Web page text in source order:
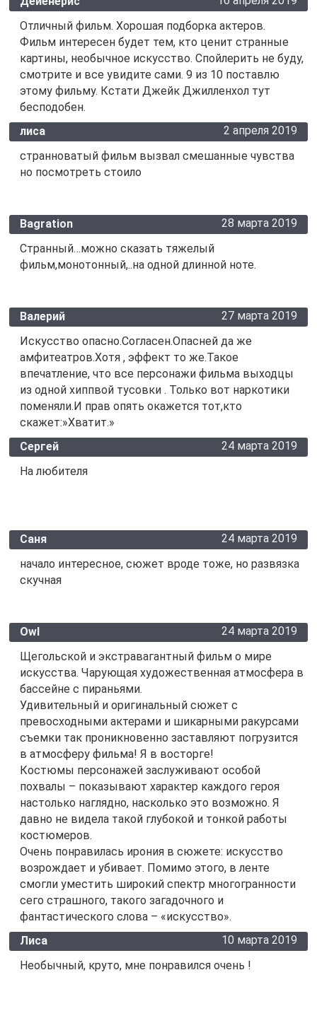
Отличный фильм. Хорошая подборка актеров.
Фильм интересен будет тем, кто ценит странные
картины, необычное искусство. Спойлерить не буду,
смотрите и все увидите сами. 9 из 10 поставлю
этому фильму. Кстати Джейк Джилленхол тут
бесподобен.
лиса
2 апреля 2019
странноватый фильм вызвал смешанные чувства
но посмотреть стоило
Bagration
28 марта 2019
Странный…можно сказать тяжелый
фильм,монотонный,..на одной длинной ноте.
Валерий
27 марта 2019
Искусство опасно.Согласен.Опасней да же
амфитеатров.Хотя , эффект то же.Такое
впечатление, что все персонажи фильма выходцы
из одной хиппвой тусовки . Только вот наркотики
поменяли.И прав опять окажется тот,кто
скажет:»Хватит.»
Сергей
24 марта 2019
На любителя
Саня
24 марта 2019
начало интересное, сюжет вроде тоже, но развязка
скучная
Owl
24 марта 2019
Щегольской и экстравагантный фильм о мире
искусства. Чарующая художественная атмосфера в
бассейне с пираньями.
Удивительный и оригинальный сюжет с
превосходными актерами и шикарными ракурсами
съемки так проникновенно заставляют погрузится
в атмосферу фильма! Я в восторге!
Костюмы персонажей заслуживают особой
похвалы – показывают характер каждого героя
настолько наглядно, насколько это возможно. Я
давно не видела такой глубокой и тонкой работы
костюмеров.
Очень понравилась ирония в сюжете: искусство
возрождает и убивает. Помимо этого, в ленте
смогли уместить широкий спектр многогранности
сего страшного, такого загадочного и
фантастического слова – «искусство».
Лиса
10 марта 2019
Необычный, круто, мне понравился очень !